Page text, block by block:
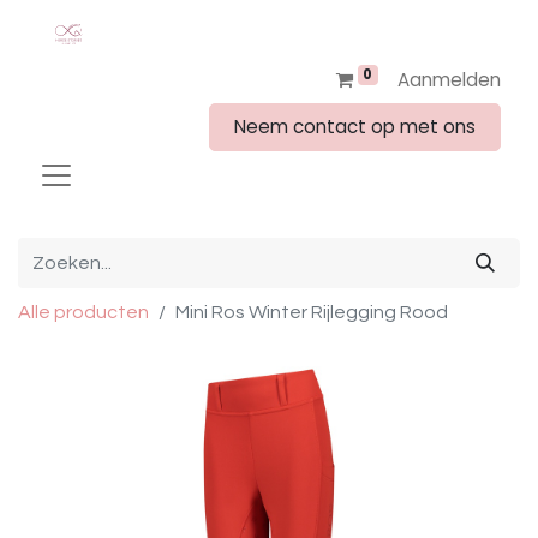
0
Aanmelden
Neem contact op met ons
Alle producten Mini Ros Winter Rijlegging Rood